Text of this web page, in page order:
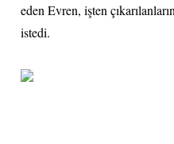
eden Evren, işten
istedi.